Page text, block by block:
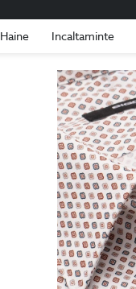
Haine Incaltaminte